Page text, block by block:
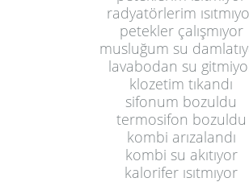
radyatörlerim
petekler çalışmıyor
musluğum su
lavabodan su
klozetim tıkandı
sifonum bozuldu
termosifon bozuldu
kombi arızalandı
kombi su akıtıyor
kalorifer ısıtmıyor